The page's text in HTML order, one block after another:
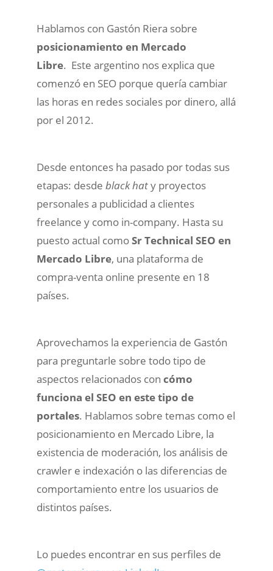
Hablamos con Gastón Riera sobre
posicionamiento en Mercado
Libre. Este argentino nos explica que
comenzó en SEO porque quería cambiar
las horas en redes sociales por dinero, allá
por el 2012.
Desde entonces ha pasado por todas sus
etapas: desde black haty proyectos
personales a publicidad a clientes
freelance y como in-company. Hasta su
puesto actual comoSr Technical SEO en
Mercado Libre, una plataforma de
compra-venta online presente en 18
países.
Aprovechamos la experiencia de Gastón
para preguntarle sobre todo tipo de
aspectos relacionados con cómo
funciona el SEO en este tipo de
portales. Hablamos sobre temas como el
posicionamiento en Mercado Libre, la
existencia de moderación, los análisis de
crawler e indexación o las diferencias de
comportamiento entre los usuarios de
distintos países.
Lo puedes encontrar en sus perfiles de